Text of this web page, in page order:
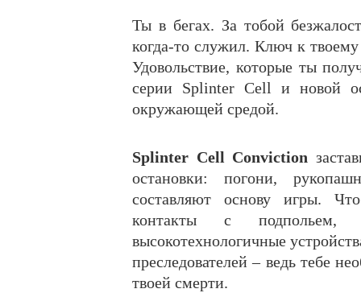
Ты в бегах. За тобой
когда-то служил. Ключ к
Удовольствие, которые ты
серии Splinter Cell и новой
окружающей средой.
Splinter Cell Conviction
остановки: погони,
составляют основу игры.
контакты с подпольем,
высокотехнологичные
преследователей – ведь тебе
твоей смерти.